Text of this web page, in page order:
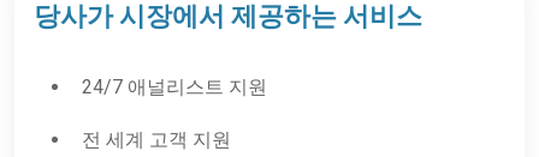
당사가 시장에서 제공하는 서비스
24/7 애널리스트 지원
전 세계 고객 지원